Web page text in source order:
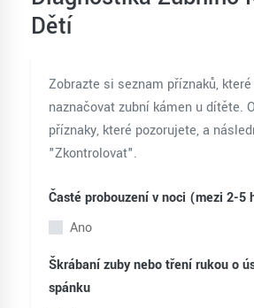
Dětí
Zobrazte si seznam příznaků,
naznačovat zubní kámen u dítěte.
příznaky, které pozorujete, a
"Zkontrolovat".
Časté probouzení v noci (mezi 2-5
Ano
Škrábaní zuby nebo tření rukou o
spánku